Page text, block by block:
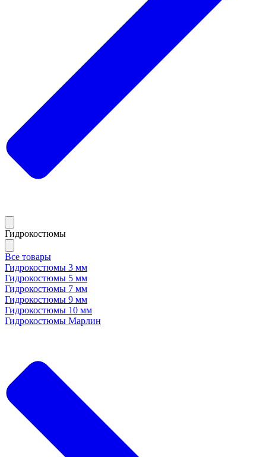
Гидрокостюмы
Все товары
Гидрокостюмы 3 мм
Гидрокостюмы 5 мм
Гидрокостюмы 7 мм
Гидрокостюмы 9 мм
Гидрокостюмы 10 мм
Гидрокостюмы Марлин